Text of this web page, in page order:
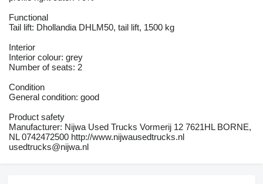
Functional
Tail lift: Dhollandia DHLM50, tail lift, 1500 kg
Interior
Interior colour: grey
Number of seats: 2
Condition
General condition: good
Product safety
Manufacturer: Nijwa Used Trucks Vormerij 12 7621HL BORNE,
NL 0742472500 http://www.nijwausedtrucks.nl
usedtrucks@nijwa.nl